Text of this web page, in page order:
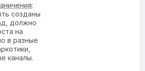
:
созданы
должно
на
в разные
каналы.